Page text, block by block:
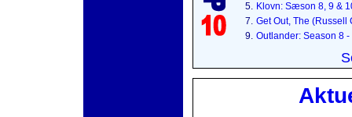
5. Klovn: Sæson 8, 9 &
7. Get Out, The (Russell
9. Outlander: Season 8